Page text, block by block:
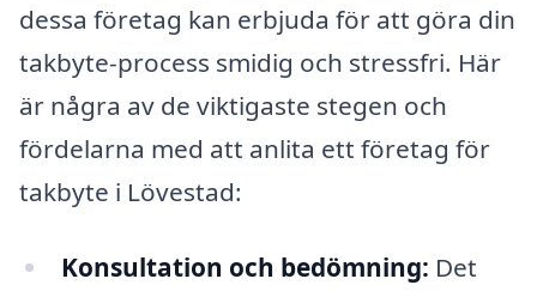
dessa företag kan erbjuda för att göra din
takbyte-process smidig och stressfri. Här
är några av de viktigaste stegen och
fördelarna med att anlita ett företag för
takbyte i Lövestad:
Konsultation och bedömning: Det